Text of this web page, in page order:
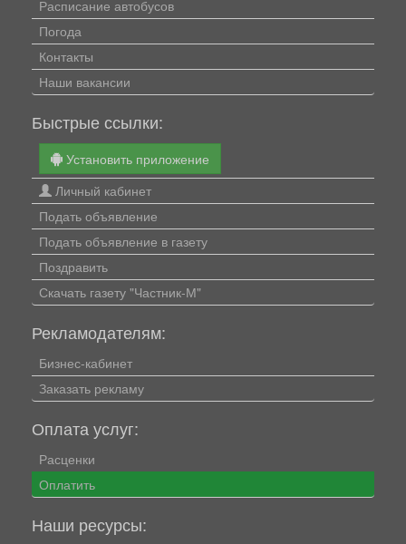
Расписание автобусов
Погода
Контакты
Наши вакансии
Быстрые ссылки:
Установить приложение
Личный кабинет
Подать объявление
Подать объявление в газету
Поздравить
Скачать газету "Частник-М"
Рекламодателям:
Бизнес-кабинет
Заказать рекламу
Оплата услуг:
Расценки
Оплатить
Наши ресурсы: